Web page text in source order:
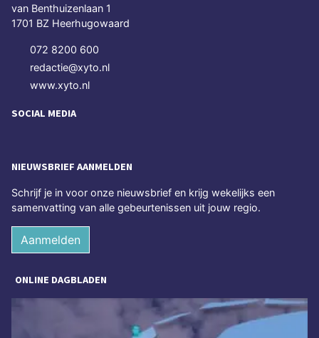
van Benthuizenlaan 1
1701 BZ Heerhugowaard
072 8200 600
redactie@xyto.nl
www.xyto.nl
SOCIAL MEDIA
NIEUWSBRIEF AANMELDEN
Schrijf je in voor onze nieuwsbrief en krijg wekelijks een
samenvatting van alle gebeurtenissen uit jouw regio.
Aanmelden
ONLINE DAGBLADEN